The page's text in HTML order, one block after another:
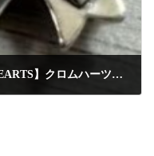
一福久留米店にて【CHROME・HEARTS】クロムハーツ・シルバー925・クロストップネックレスを高額査定にて買取りしました